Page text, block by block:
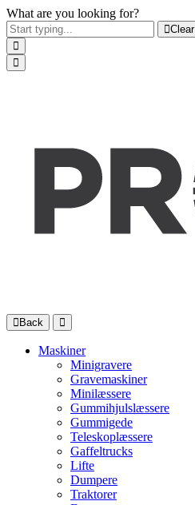
What are you looking for?
Clear
Back
Maskiner
Minigravere
Gravemaskiner
Minilæssere
Gummihjulslæssere
Gummigede
Teleskoplæssere
Gaffeltrucks
Lifte
Dumpere
Traktorer